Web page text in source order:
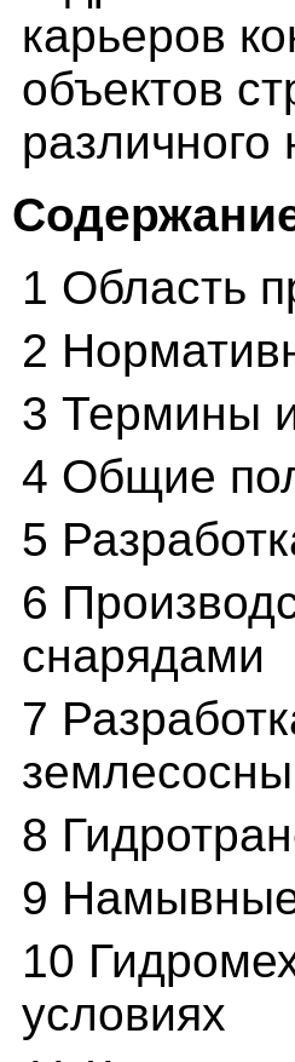
карьеров
объектов
различного
1 Область
2
3 Термины
4 Общие
5
6
снарядами
7
8
9
10
условиях